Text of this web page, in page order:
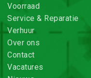
Voorraad
Service & Reparatie
Verhuur
Over ons
Contact
Vacatures